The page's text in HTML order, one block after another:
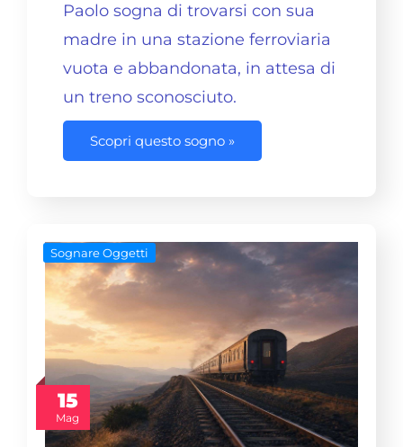
Paolo sogna di trovarsi con sua
madre in una stazione ferroviaria
vuota e abbandonata, in attesa di
un treno sconosciuto.
Scopri questo sogno »
15
Mag
Sognare Oggetti